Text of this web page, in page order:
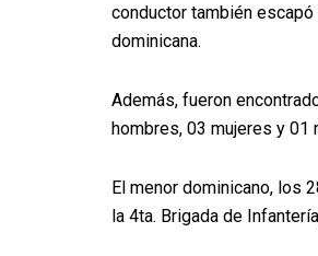
conductor también
dominicana.
Además, fueron
hombres, 03 mujeres y 01
El menor dominicano, los
la 4ta. Brigada de